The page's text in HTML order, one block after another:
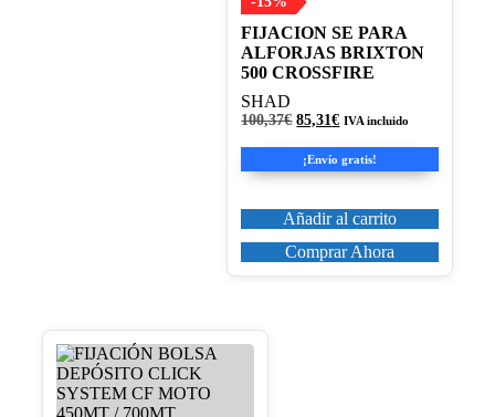
FIJACION SE PARA
ALFORJAS BRIXTON
500 CROSSFIRE
SHAD
100,37€ El
original
era:
85,31€El
actual
es:
IVA incluido
¡Envío gratis!
Añadir al carrito
Comprar Ahora